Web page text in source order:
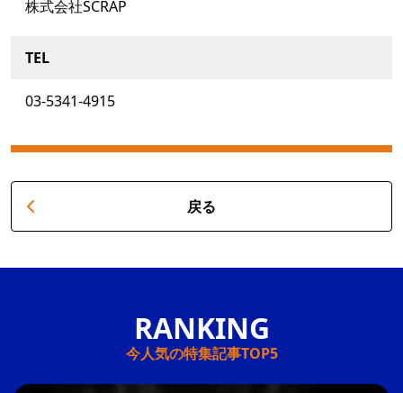
株式会社SCRAP
TEL
03-5341-4915
戻る
今人気の特集記事TOP5